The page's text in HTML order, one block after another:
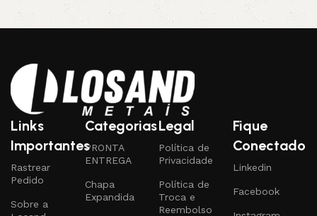
Links
Importantes
Rastrear
Pedido
Sobre a
Categorias
PRONTA
ENTREGA
Chapa
Expandida
Legal
Política de
Privacidade
Política de
Troca e
Reembolso
Fique
Conectado
Linkedin
Facebook